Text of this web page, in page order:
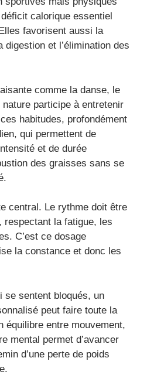
calorique essentiel
favorisent aussi la
et l’élimination des
comme la danse, le
participe à entretenir
habitudes, profondément
qui permettent de
et de durée
des graisses sans se
central. Le rythme doit être
respectant la fatigue, les
C’est ce dosage
la constance et donc les
se sentent bloqués, un
peut faire toute la
équilibre entre mouvement,
mental permet d’avancer
d’une perte de poids